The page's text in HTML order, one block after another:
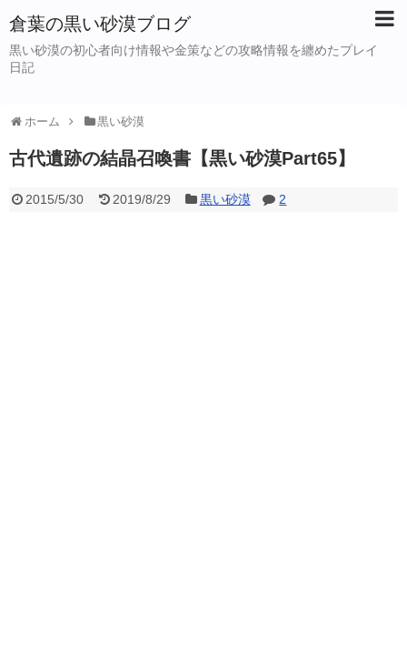
倉葉の黒い砂漠ブログ
黒い砂漠の初心者向け情報や金策などの攻略情報を纏めたプレイ
日記
ホーム 黒い砂漠
古代遺跡の結晶召喚書【黒い砂漠Part65】
2015/5/30 2019/8/29 黒い砂漠 2